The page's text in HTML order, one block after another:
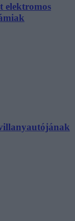
elektromos